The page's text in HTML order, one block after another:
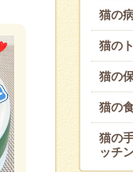
猫の
猫の
猫の
猫の
猫の
ッチン